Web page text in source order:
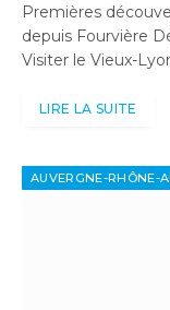
Premières
depuis Fourvière
Visiter le Vieux-
LIRE LA SUITE
AUVERGNE-RHÔNE-